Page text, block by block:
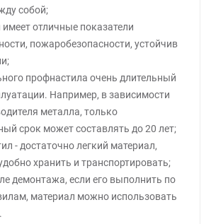
собой;
отличные показатели
пожаробезопасности, устойчив
профнастила очень длительный
Например, в зависимости
металла, только
срок может составлять до 20 лет;
- достаточно легкий материал,
хранить и транспортировать;
демонтажа, если его выполнить по
материал можно использовать